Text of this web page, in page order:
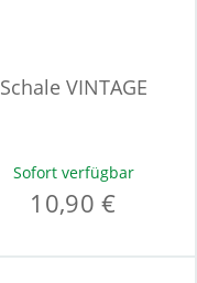
Schale VINTAGE
Sofort verfügbar
10,90 €